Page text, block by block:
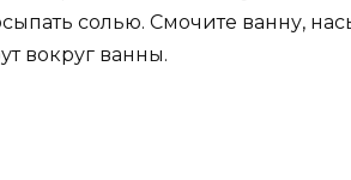
солью. Смочите ванну,
вокруг ванны.